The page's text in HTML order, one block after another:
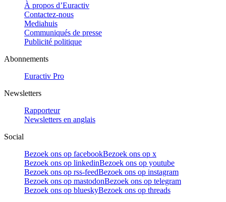
À propos d’Euractiv
Contactez-nous
Mediahuis
Communiqués de presse
Publicité politique
Abonnements
Euractiv Pro
Newsletters
Rapporteur
Newsletters en anglais
Social
Bezoek ons op facebookBezoek ons op x
Bezoek ons op linkedinBezoek ons op youtube
Bezoek ons op rss-feedBezoek ons op instagram
Bezoek ons op mastodonBezoek ons op telegram
Bezoek ons op blueskyBezoek ons op threads